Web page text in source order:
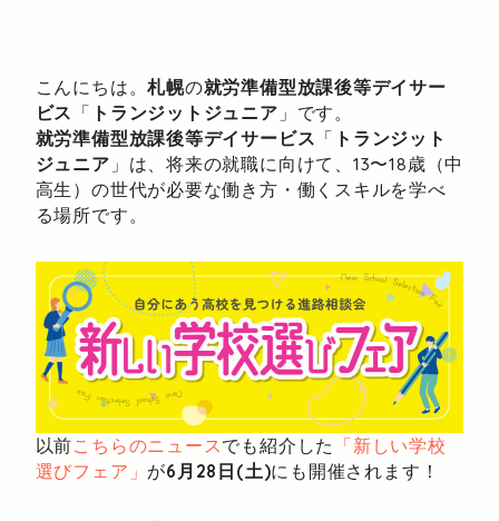
こんにちは。札幌の就労準備型放課後等デイサー
ビス 「 トランジットジュニア 」です。
就労準備型放課後等デイサービス 「 トランジット
ジュニア 」は、将来の就職に向けて、13〜18歳（中
高生）の世代が必要な働き方・働くスキルを学べ
る場所です。
以前こちらのニュース でも紹介した 「新しい学校
選びフェア」 が6月28日(土)にも開催されます！